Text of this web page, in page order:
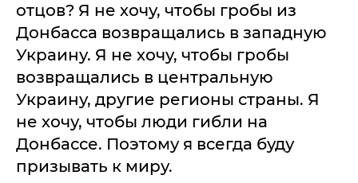
отцов? Я не хочу, чтобы гробы из
Донбасса возвращались в западную
Украину. Я не хочу, чтобы гробы
возвращались в центральную
Украину, другие регионы страны. Я
не хочу, чтобы люди гибли на
Донбассе. Поэтому я всегда буду
призывать к миру.